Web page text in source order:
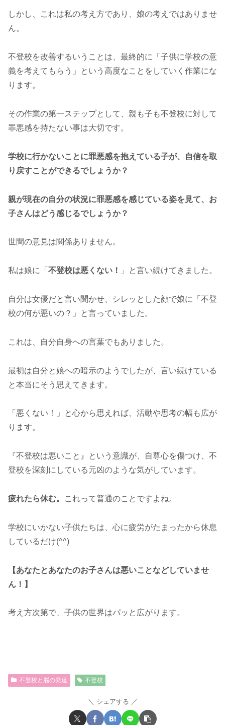
しかし、これは私の考え方であり、娘の考えではありませ
ん。
不登校を改善するいうことは、最終的に「子供に学校の意
義を考えてもらう」という高度なことをしていく作業にな
ります。
その作業の第一ステップとして、親も子も不登校に対して
罪悪感を持たない事は大切です。
学校に行かないことに罪悪感を抱えている子が、自信を取
り戻すことができるでしょうか？
親が現在の自分の状況に罪悪感を感じている姿を見て、お
子さんはどう感じるでしょうか？
世間の意見は関係ありません。
私は娘に「 不登校は悪くない！ 」と言い続けてきました。
自分は女優だと言い聞かせ、シレッとした顔で娘に「不登
校の何が悪いの？」と言っていました。
これは、自分自身への言葉でもありました。
最初は自分と娘への暗示のようでしたが、言い続けている
と本当にそう思えてきます。
「悪くない！」と心から思えれば、活動や思考の幅も広が
ります。
『不登校は悪いこと』という意識が、自尊心を傷つけ、不
登校を深刻にしている元凶のような気がしています。
疲れたら休む。 これって普通のことですよね。
学校にいかない子供たちは、心に疲労がたまったから休息
しているだけ(^^)
【あなたとあなたのお子さんは悪いことなどしていませ
ん！】
考え方次第で、子供の世界はパッと広がります。
不登校と脳の発達 不登校
シェアする